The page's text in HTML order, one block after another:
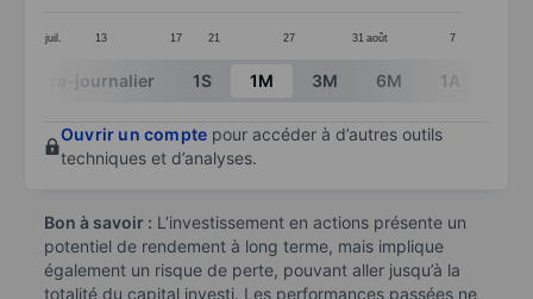
juil. 13 17 21 27 31 août 7
End of interactive chart.
Intra-journalier 1S 1M 3M 6M 1A
Ouvrir un compte pour accéder à d’autres outils
techniques et d’analyses.
Bon à savoir : L’investissement en actions présente un
potentiel de rendement à long terme, mais implique
également un risque de perte, pouvant aller jusqu’à la
totalité du capital investi. Les performances passées ne